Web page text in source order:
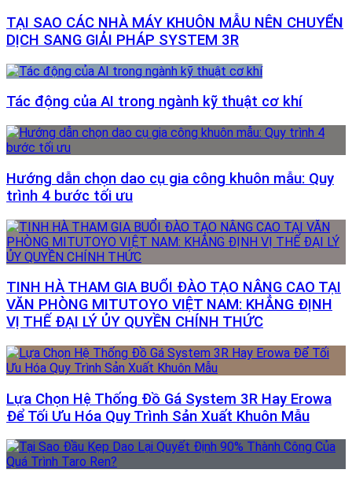
TẠI SAO CÁC NHÀ MÁY KHUÔN MẪU NÊN CHUYỂN
DỊCH SANG GIẢI PHÁP SYSTEM 3R
Tác động của AI trong ngành kỹ thuật cơ khí
Hướng dẫn chọn dao cụ gia công khuôn mẫu: Quy
trình 4 bước tối ưu
TINH HÀ THAM GIA BUỔI ĐÀO TẠO NÂNG CAO TẠI
VĂN PHÒNG MITUTOYO VIỆT NAM: KHẲNG ĐỊNH
VỊ THẾ ĐẠI LÝ ỦY QUYỀN CHÍNH THỨC
Lựa Chọn Hệ Thống Đồ Gá System 3R Hay Erowa
Để Tối Ưu Hóa Quy Trình Sản Xuất Khuôn Mẫu